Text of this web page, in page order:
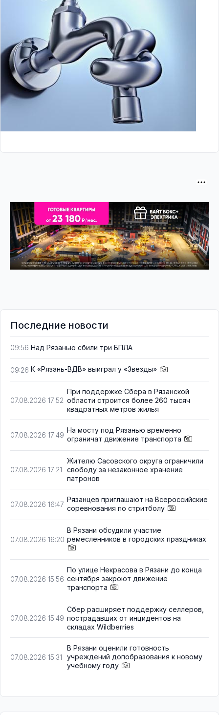
Последние новости
09:56 Над Рязанью сбили три БПЛА
09:26 К «Рязань-ВДВ» выиграл у «Звезды»
07.08.2026 17:52
При поддержке Сбера в Рязанской
области строится более 260 тысяч
квадратных метров жилья
07.08.2026 17:49
На мосту под Рязанью временно
ограничат движение транспорта
07.08.2026 17:21
Жителю Сасовского округа ограничили
свободу за незаконное хранение
патронов
07.08.2026 16:47
Рязанцев приглашают на Всероссийские
соревнования по стритболу
07.08.2026 16:20
В Рязани обсудили участие
ремесленников в городских праздниках
07.08.2026 15:56
По улице Некрасова в Рязани до конца
сентября закроют движение
транспорта
07.08.2026 15:49
Сбер расширяет поддержку селлеров,
пострадавших от инцидентов на
складах Wildberries
07.08.2026 15:31
В Рязани оценили готовность
учреждений допобразования к новому
учебному году